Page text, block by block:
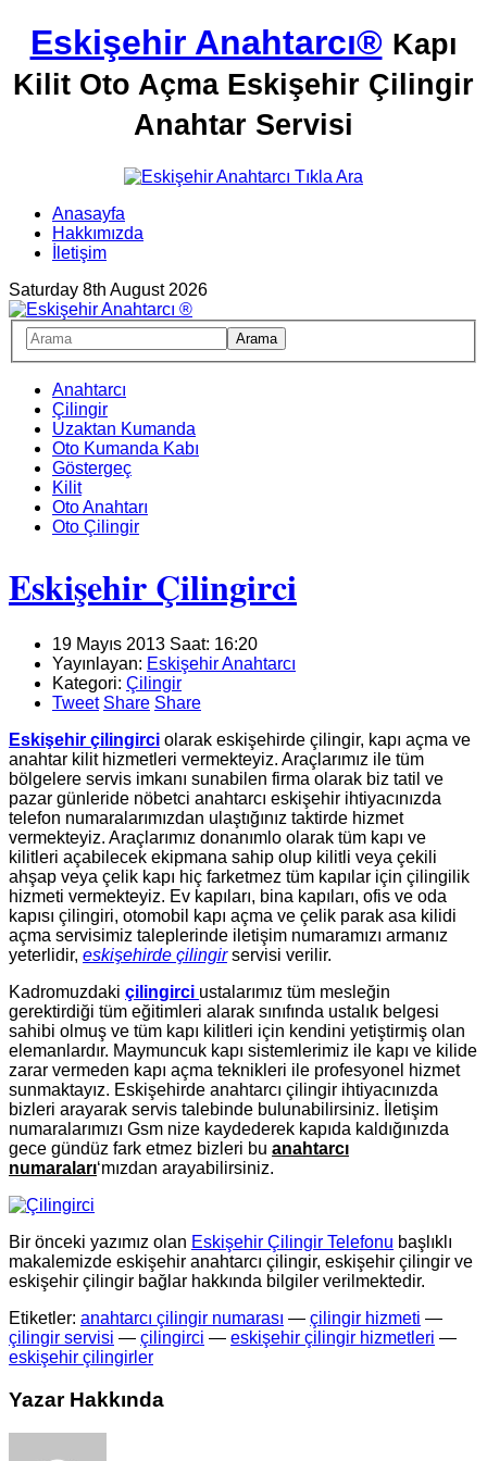
Eskişehir Anahtarcı® Kapı
Kilit Oto Açma Eskişehir Çilingir
Anahtar Servisi
Anasayfa
Hakkımızda
İletişim
Saturday 8th August 2026
Anahtarcı
Çilingir
Uzaktan Kumanda
Oto Kumanda Kabı
Göstergeç
Kilit
Oto Anahtarı
Oto Çilingir
Eskişehir Çilingirci
19 Mayıs 2013 Saat: 16:20
Yayınlayan: Eskişehir Anahtarcı
Kategori: Çilingir
Tweet Share Share
Eskişehir çilingirci olarak eskişehirde çilingir, kapı açma ve
anahtar kilit hizmetleri vermekteyiz. Araçlarımız ile tüm
bölgelere servis imkanı sunabilen firma olarak biz tatil ve
pazar günleride nöbetci anahtarcı eskişehir ihtiyacınızda
telefon numaralarımızdan ulaştığınız taktirde hizmet
vermekteyiz. Araçlarımız donanımlo olarak tüm kapı ve
kilitleri açabilecek ekipmana sahip olup kilitli veya çekili
ahşap veya çelik kapı hiç farketmez tüm kapılar için çilingilik
hizmeti vermekteyiz. Ev kapıları, bina kapıları, ofis ve oda
kapısı çilingiri, otomobil kapı açma ve çelik parak asa kilidi
açma servisimiz taleplerinde iletişim numaramızı armanız
yeterlidir, eskişehirde çilingirservisi verilir.
Kadromuzdaki çilingirci ustalarımız tüm mesleğin
gerektirdiği tüm eğitimleri alarak sınıfında ustalık belgesi
sahibi olmuş ve tüm kapı kilitleri için kendini yetiştirmiş olan
elemanlardır. Maymuncuk kapı sistemlerimiz ile kapı ve kilide
zarar vermeden kapı açma teknikleri ile profesyonel hizmet
sunmaktayız. Eskişehirde anahtarcı çilingir ihtiyacınızda
bizleri arayarak servis talebinde bulunabilirsiniz. İletişim
numaralarımızı Gsm nize kaydederek kapıda kaldığınızda
gece gündüz fark etmez bizleri bu anahtarcı
numaraları‘mızdan arayabilirsiniz.
Bir önceki yazımız olan Eskişehir Çilingir Telefonu başlıklı
makalemizde eskişehir anahtarcı çilingir, eskişehir çilingir ve
eskişehir çilingir bağlar hakkında bilgiler verilmektedir.
Etiketler: anahtarcı çilingir numarası — çilingir hizmeti —
çilingir servisi — çilingirci — eskişehir çilingir hizmetleri —
eskişehir çilingirler
Yazar Hakkında